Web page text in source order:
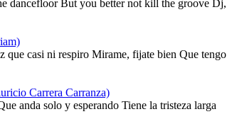
dancefloor But you better not kill the groove Dj,
que casi ni respiro Mirame, fijate bien Que tengo
Carrera Carranza)
anda solo y esperando Tiene la tristeza larga